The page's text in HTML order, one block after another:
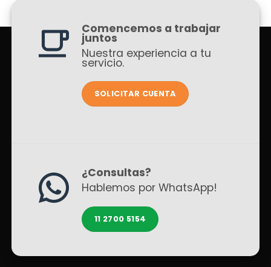
Comencemos a trabajar
juntos
Nuestra experiencia a tu
servicio.
SOLICITAR CUENTA
¿Consultas?
Hablemos por WhatsApp!
11 2700 5154